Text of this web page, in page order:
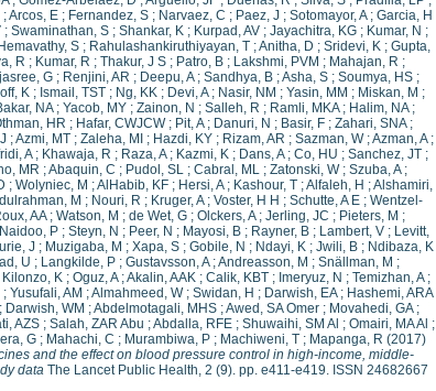
;Arcos, E; Fernandez, S; Narvaez, C ; Paez, J; Sotomayor, A; Garcia, H
; Swaminathan, S ; Shankar, K ; Kurpad, AV ; Jayachitra, KG ; Kumar, N ;
Hemavathy, S ; Rahulashankiruthiyayan, T ;Anitha, D ; Sridevi, K ; Gupta,
R ; Kumar, R ; Thakur, J S ; Patro, B ; Lakshmi, PVM ; Mahajan, R ;
G ; Renjini, AR ; Deepu, A; Sandhya, B ;Asha, S ; Soumya, HS ;
K; Ismail, TST; Ng, KK; Devi, A; Nasir, NM ; Yasin, MM ; Miskan, M ;
NA; Yacob, MY ; Zainon, N ; Salleh, R ; Ramli, MKA; Halim, NA;
HR ; Hafar, CWJCW; Pit, A; Danuri, N ; Basir, F; Zahari, SNA;
;Azmi, MT; Zaleha, MI ; Hazdi, KY; Rizam, AR ; Sazman, W;Azman, A;
A; Khawaja, R ; Raza, A; Kazmi, K; Dans, A; Co, HU ; Sanchez, JT;
MR ;Abaquin, C ; Pudol, SL; Cabral, ML; Zatonski, W; Szuba, A;
; Wolyniec, M ;AlHabib, KF ; Hersi, A; Kashour, T ;Alfaleh, H ;Alshamiri,
M ; Nouri, R ; Kruger, A; Voster, H H ; Schutte, A E; Wentzel-
AA; Watson, M ; de Wet, G ; Olckers, A; Jerling, JC ; Pieters, M ;
Naidoo, P ; Steyn, N ; Peer, N ; Mayosi, B ; Rayner, B ; Lambert, V ; Levitt,
J ; Muzigaba, M ; Xapa, S ; Gobile, N ; Ndayi, K ; Jwili, B ; Ndibaza, K
U ; Langkilde, P ; Gustavsson, A;Andreasson, M ; Snällman, M ;
Kilonzo, K ; Oguz, A;Akalin, AAK ; Calik, KBT ; Imeryuz, N ; Temizhan, A;
; Yusufali, AM ;Almahmeed, W; Swidan, H ; Darwish, EA; Hashemi, ARA
; Darwish, WM ;Abdelmotagali, MHS ;Awed, SA Omer ; Movahedi, GA;
AZS ; Salah, ZAR Abu ;Abdalla, RFE ; Shuwaihi, SM Al ; Omairi, MA Al ;
G ; Mahachi, C ; Murambiwa, P ; Machiweni, T ; Mapanga, R (2017)
and the effect on blood pressure control in high-income, middle-
data The Lancet Public Health, 2 (9). pp. e411-e419. ISSN 24682667